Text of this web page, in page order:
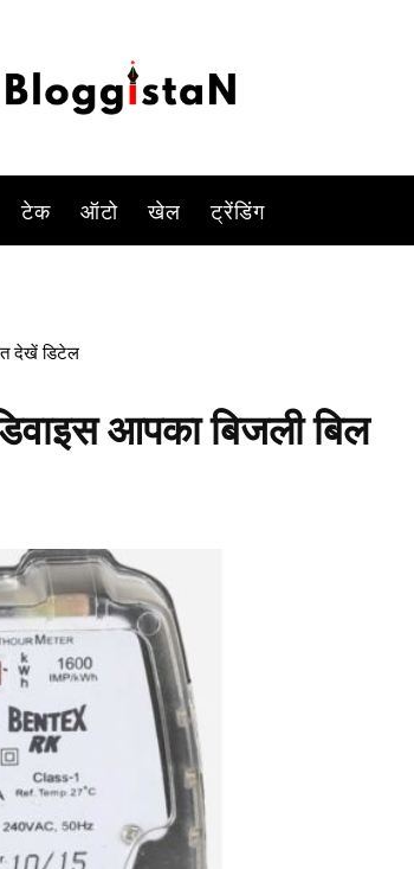
टेक ऑटो खेल ट्रेंडिंग
देखें डिटेल
आपका बिजली बिल